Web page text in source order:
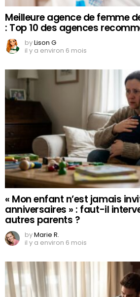
Meilleure agence de femme
: Top 10 des agences
byLison G
il y a environ 6 mois
« Mon enfant n’est jamais
anniversaires » : faut-il
autres parents ?
byMarie R.
il y a environ 6 mois